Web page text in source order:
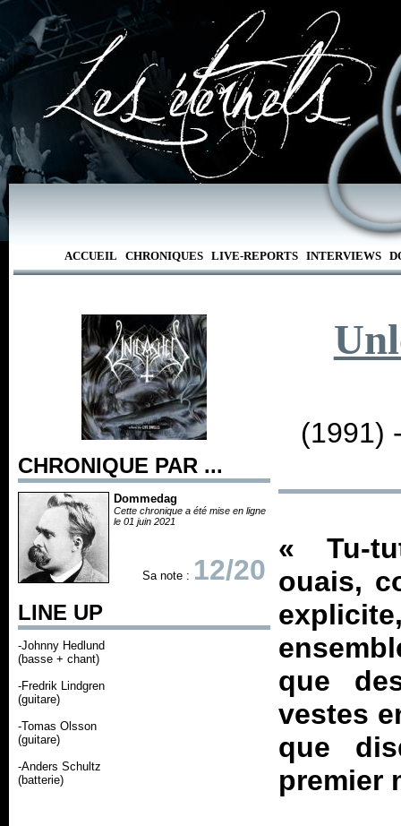
ACCUEIL CHRONIQUES LIVE-REPORTS INTERVIEWS
CHRONIQUE PAR ...
Dommedag
Cette chronique a été mise en ligne
le 01 juin 2021
Sa note : 12/20
LINE UP
-Johnny Hedlund
(basse + chant)
-Fredrik Lindgren
(guitare)
-Tomas Olsson
(guitare)
-Anders Schultz
(batterie)
(1991)
« Tu-
ouais,
que
vestes
que
premier